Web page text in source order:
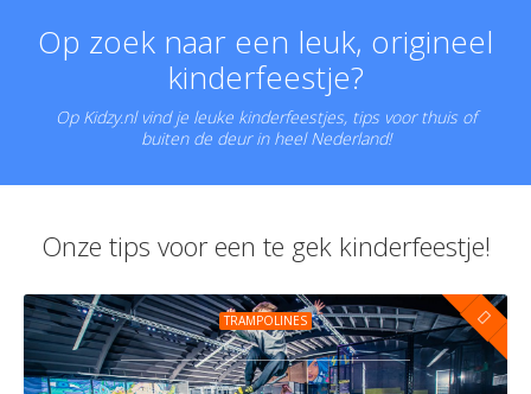
Op zoek naar een leuk, origineel
kinderfeestje?
Op Kidzy.nl vind je leuke kinderfeestjes, tips voor thuis of
buiten de deur in heel Nederland!
Onze tips voor een te gek kinderfeestje!
TRAMPOLINES